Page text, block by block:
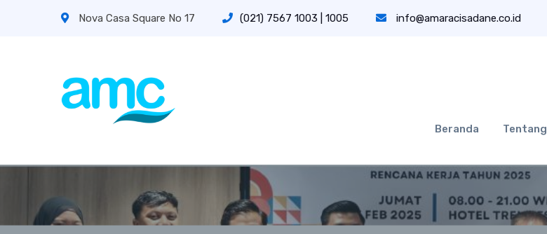
Nova Casa Square No 17 (021) 7567 1003 | 1005 info@amaracisadane.co.id
Beranda Tentang